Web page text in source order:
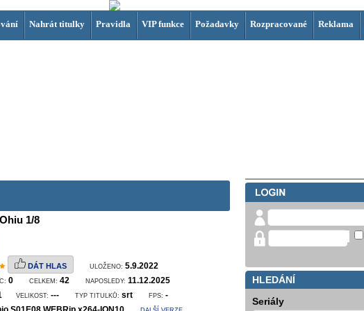
Nahrát titulky Pravidla VIP funkce Požadavky Rozpracované Reklama
1/8
DÁT HLAS ULOŽENO: 5.9.2022
0 CELKEM: 42 NAPOSLEDY: 11.12.2025
VELIKOST: --- TYP TITULKŮ: srt FPS: -
HLEDÁNÍ
Seriály